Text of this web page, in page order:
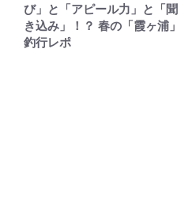
び」と「アピール力」と「聞
き込み」！？ 春の「霞ヶ浦」
釣行レポ